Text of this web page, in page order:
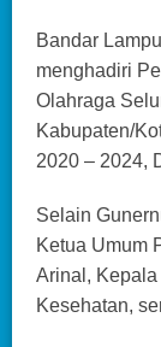
Bandar
menghadiri
Olahraga
Kabupaten/
2020 – 2024,
Selain
Ketua Umum
Arinal,
Kesehatan,